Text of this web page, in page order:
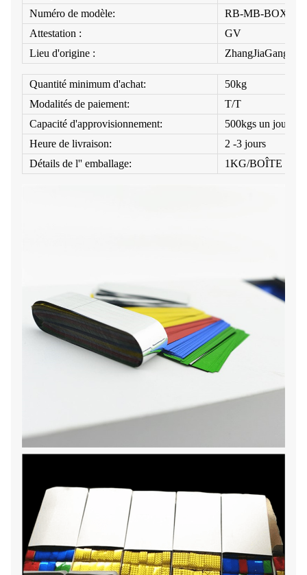
Numéro de modèle:
RB-MB-BOX
Attestation :
GV
Lieu d'origine :
ZhangJiaGang
Quantité minimum d'achat:
50kg
Modalités de paiement:
T/T
Capacité d'approvisionnement:
500kgs un jour
Heure de livraison:
2 -3 jours
Détails de l'' emballage:
1KG/BOÎTE